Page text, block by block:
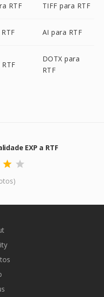
RTF TIFF para RTF
AI para RTF
DOTX para
RTF
EXP a RTF